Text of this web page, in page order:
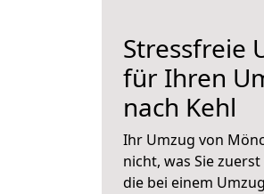
Stressfreie
für Ihren
nach Kehl
Ihr Umzug von
nicht, was Sie
die bei einem